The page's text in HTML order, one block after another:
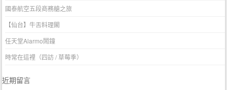
國泰航空五段商務艙之旅
【仙台】牛舌料理閣
任天堂Alarmo鬧鐘
時常在這裡（四訪 / 草莓季）
近期留言